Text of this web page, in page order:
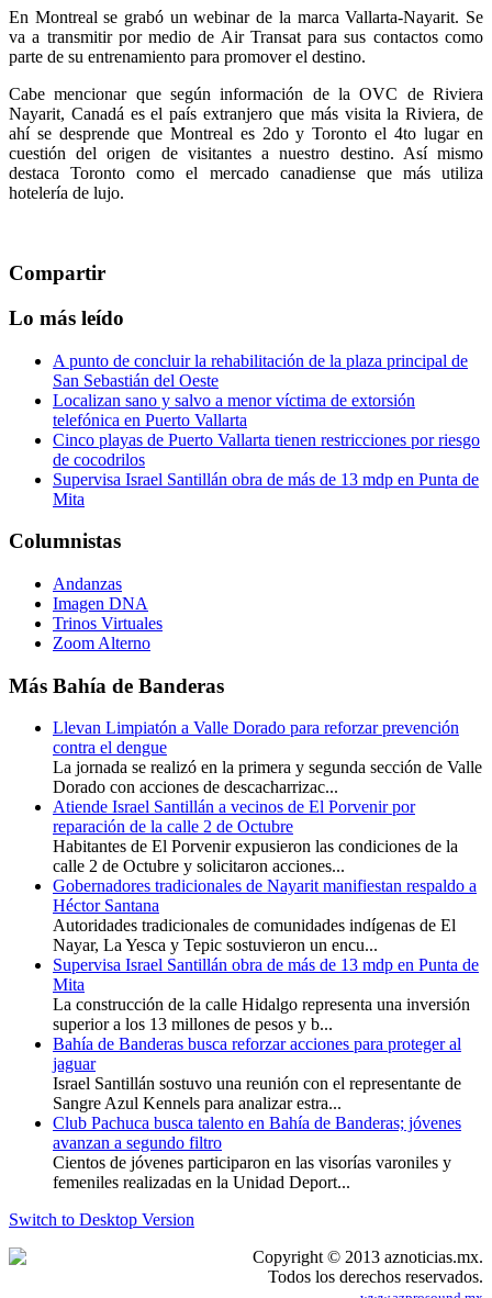
En Montreal se grabó un webinar de la marca Vallarta-Nayarit. Se
va a transmitir por medio de Air Transat para sus contactos como
parte de su entrenamiento para promover el destino.
Cabe mencionar que según información de la OVC de Riviera
Nayarit, Canadá es el país extranjero que más visita la Riviera, de
ahí se desprende que Montreal es 2do y Toronto el 4to lugar en
cuestión del origen de visitantes a nuestro destino. Así mismo
destaca Toronto como el mercado canadiense que más utiliza
hotelería de lujo.
Compartir
Lo más leído
A punto de concluir la rehabilitación de la plaza principal de
San Sebastián del Oeste
Localizan sano y salvo a menor víctima de extorsión
telefónica en Puerto Vallarta
Cinco playas de Puerto Vallarta tienen restricciones por riesgo
de cocodrilos
Supervisa Israel Santillán obra de más de 13 mdp en Punta de
Mita
Columnistas
Andanzas
Imagen DNA
Trinos Virtuales
Zoom Alterno
Más Bahía de Banderas
Llevan Limpiatón a Valle Dorado para reforzar prevención
contra el dengue
La jornada se realizó en la primera y segunda sección de Valle
Dorado con acciones de descacharrizac...
Atiende Israel Santillán a vecinos de El Porvenir por
reparación de la calle 2 de Octubre
Habitantes de El Porvenir expusieron las condiciones de la
calle 2 de Octubre y solicitaron acciones...
Gobernadores tradicionales de Nayarit manifiestan respaldo a
Héctor Santana
Autoridades tradicionales de comunidades indígenas de El
Nayar, La Yesca y Tepic sostuvieron un encu...
Supervisa Israel Santillán obra de más de 13 mdp en Punta de
Mita
La construcción de la calle Hidalgo representa una inversión
superior a los 13 millones de pesos y b...
Bahía de Banderas busca reforzar acciones para proteger al
jaguar
Israel Santillán sostuvo una reunión con el representante de
Sangre Azul Kennels para analizar estra...
Club Pachuca busca talento en Bahía de Banderas; jóvenes
avanzan a segundo filtro
Cientos de jóvenes participaron en las visorías varoniles y
femeniles realizadas en la Unidad Deport...
Switch to Desktop Version
Copyright © 2013 aznoticias.mx.
Todos los derechos reservados.